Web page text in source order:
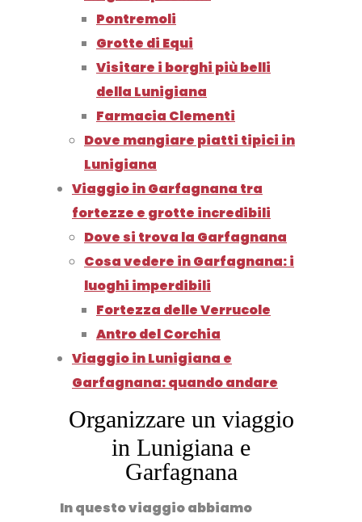
Pontremoli
Grotte di Equi
Visitare i borghi più belli
della Lunigiana
Farmacia Clementi
Dove mangiare piatti tipici in
Lunigiana
Viaggio in Garfagnana tra
fortezze e grotte incredibili
Dove si trova la Garfagnana
Cosa vedere in Garfagnana: i
luoghi imperdibili
Fortezza delle Verrucole
Antro del Corchia
Viaggio in Lunigiana e
Garfagnana: quando andare
Organizzare un viaggio
in Lunigiana e
Garfagnana
In questo viaggio abbiamo